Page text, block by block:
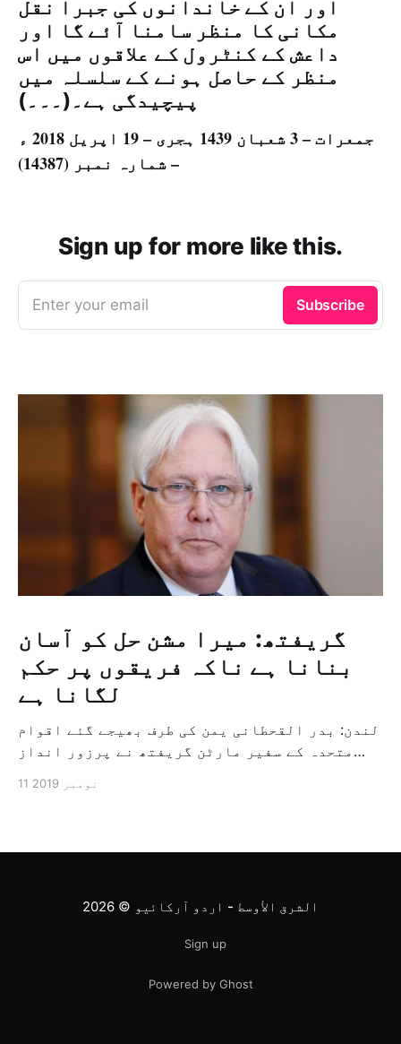
اور ان کے خاندانوں کی جبرا نقل
مکانی کا منظر سامنا آئے گا اور
داعش کے کنٹرول کے علاقوں میں اس
منظر کے حاصل ہونے کے سلسلہ میں
پیچیدگی ہے۔(۔۔۔)
جمعرات – 3 شعبان 1439 ہجری – 19 اپريل 2018 ء
– شمارہ نمبر (14387)
Sign up for more like this.
Enter your email Subscribe
گریفتھ: میرا مشن حل کو آسان
بنانا ہے ناکہ فریقوں پر حکم
لگانا ہے
لندن: بدر القحطانی یمن کی طرف بھیجے گئے اقوام
متحدہ کے سفیر مارٹن گریفتھ نے پرزور انداز
ثالثی اور اس کشمکش کی حدبندی کرنے کے لئے ایک
11 نومبر 2019
الشرق الأوسط - اردو آرکائیو © 2026
Sign up
Powered by Ghost